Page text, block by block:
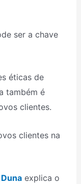
ser a chave
éticas de
também é
clientes.
clientes na
explica o